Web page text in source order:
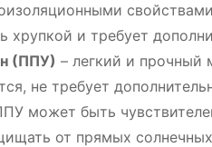
хрупкой и требует
(ППУ) – легкий и прочный
не требует
может быть
от прямых солнечных